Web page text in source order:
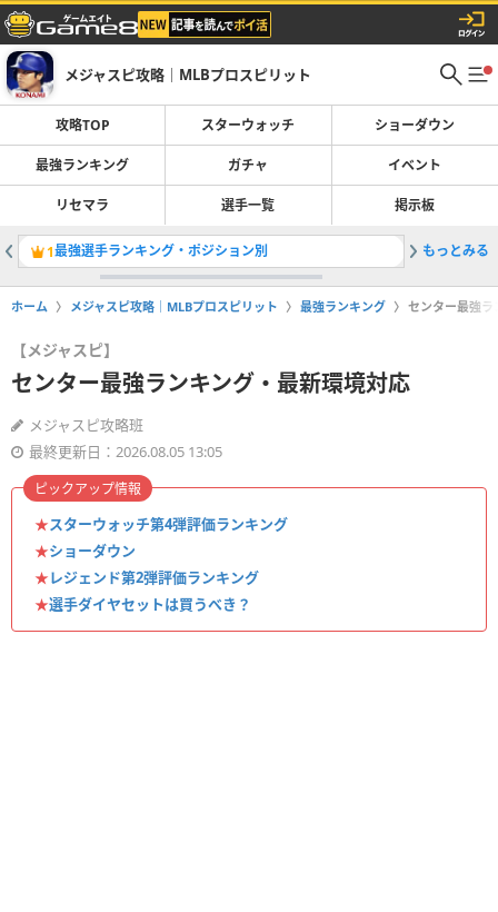
メジャスピ攻略｜MLBプロスピリット
攻略TOP スターウォッチ ショーダウン
最強ランキング ガチャ イベント
リセマラ 選手一覧 掲示板
1最強選手ランキング・ポジション別 2カルラ
もっとみる
ホーム メジャスピ攻略｜MLBプロスピリット 最強ランキング センター最強ラ
【メジャスピ】
センター最強ランキング・最新環境対応
メジャスピ攻略班
最終更新日：2026.08.05 13:05
★スターウォッチ第4弾評価ランキング
★ショーダウン
★レジェンド第2弾評価ランキング
★選手ダイヤセットは買うべき？
ピックアップ情報